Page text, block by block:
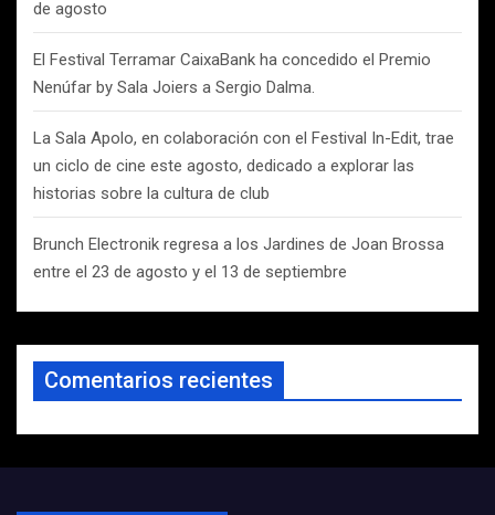
de agosto
El Festival Terramar CaixaBank ha concedido el Premio
Nenúfar by Sala Joiers a Sergio Dalma.
La Sala Apolo, en colaboración con el Festival In-Edit, trae
un ciclo de cine este agosto, dedicado a explorar las
historias sobre la cultura de club
Brunch Electronik regresa a los Jardines de Joan Brossa
entre el 23 de agosto y el 13 de septiembre
Comentarios recientes